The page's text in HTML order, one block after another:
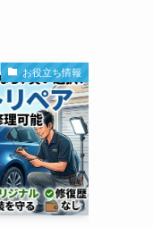
お役立ち情報